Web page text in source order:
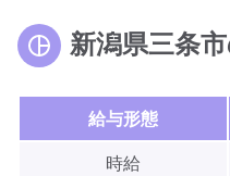
新潟県三条
給与形態
時給